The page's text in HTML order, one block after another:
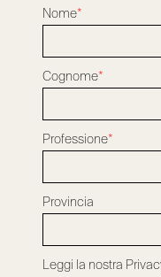
Nome*
Cognome*
Professione*
Provincia
Leggi la nostra